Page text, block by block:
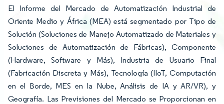
El Informe del Mercado de Automatización Industrial de
Oriente Medio y África (MEA) está segmentado por Tipo de
Solución (Soluciones de Manejo Automatizado de Materiales y
Soluciones de Automatización de Fábricas), Componente
(Hardware, Software y Más), Industria de Usuario Final
(Fabricación Discreta y Más), Tecnología (IIoT, Computación
en el Borde, MES en la Nube, Análisis de IA y AR/VR), y
Geografía. Las Previsiones del Mercado se Proporcionan en